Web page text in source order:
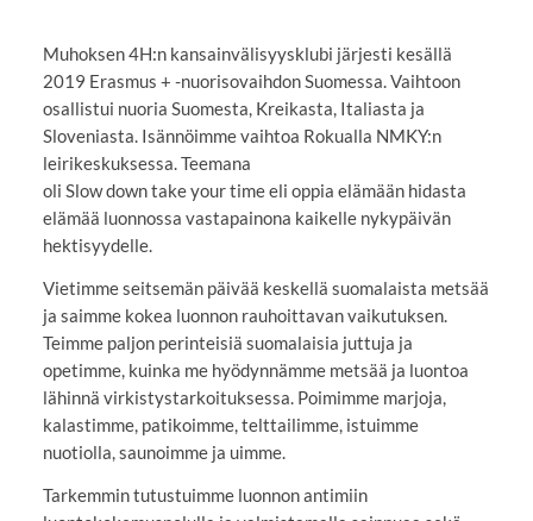
Muhoksen 4H:n kansainvälisyysklubi järjesti kesällä
2019 Erasmus + -nuorisovaihdon Suomessa. Vaihtoon
osallistui nuoria Suomesta, Kreikasta, Italiasta ja
Sloveniasta. Isännöimme vaihtoa Rokualla NMKY:n
leirikeskuksessa. Teemana
oli Slow down take your time eli oppia elämään hidasta
elämää luonnossa vastapainona kaikelle nykypäivän
hektisyydelle.
Vietimme seitsemän päivää keskellä suomalaista metsää
ja saimme kokea luonnon rauhoittavan vaikutuksen.
Teimme paljon perinteisiä suomalaisia juttuja ja
opetimme, kuinka me hyödynnämme metsää ja luontoa
lähinnä virkistystarkoituksessa. Poimimme marjoja,
kalastimme, patikoimme, telttailimme, istuimme
nuotiolla, saunoimme ja uimme.
Tarkemmin tutustuimme luonnon antimiin